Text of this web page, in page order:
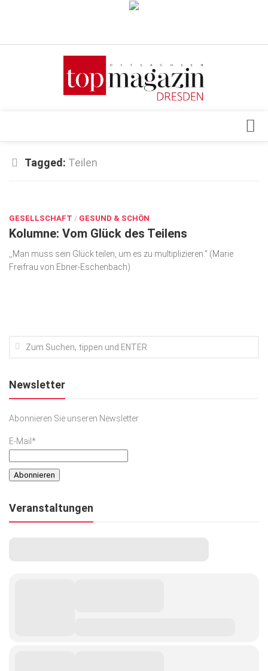
Verkaufsstellen
Top Gesundheitsforum Dresden / Ostsachsen
Geschäft
gesund & schön
Gesellschaft
Podcast
SACHSEN IN PARIS
Tagged: Teilen
GESELLSCHAFT / GESUND & SCHÖN
Kolumne: Vom Glück des Teilens
,,Man muss sein Glück teilen, um es zu multiplizieren.” (Marie
Freifrau von Ebner-Eschenbach)
Newsletter
Abonnieren Sie unseren Newsletter
E-Mail*
Veranstaltungen